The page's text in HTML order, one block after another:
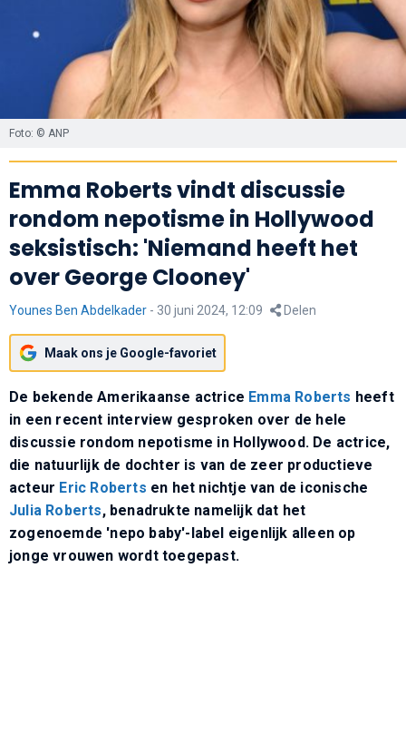
Foto: © ANP
Emma Roberts vindt discussie
rondom nepotisme in Hollywood
seksistisch: 'Niemand heeft het
over George Clooney'
Younes Ben Abdelkader - 30 juni 2024, 12:09 Delen
Maak ons je Google-favoriet
De bekende Amerikaanse actrice Emma Roberts heeft
in een recent interview gesproken over de hele
discussie rondom nepotisme in Hollywood. De actrice,
die natuurlijk de dochter is van de zeer productieve
acteur Eric Roberts en het nichtje van de iconische
Julia Roberts, benadrukte namelijk dat het
zogenoemde 'nepo baby'-label eigenlijk alleen op
jonge vrouwen wordt toegepast.